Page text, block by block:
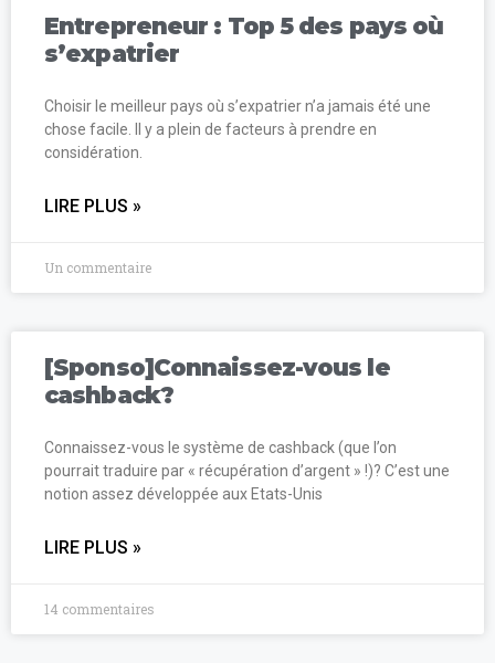
Entrepreneur : Top 5 des pays où
s’expatrier
Choisir le meilleur pays où s’expatrier n’a jamais été une
chose facile. Il y a plein de facteurs à prendre en
considération.
LIRE PLUS »
Un commentaire
[Sponso]Connaissez-vous le
cashback?
Connaissez-vous le système de cashback (que l’on
pourrait traduire par « récupération d’argent » !)? C’est une
notion assez développée aux Etats-Unis
LIRE PLUS »
14 commentaires